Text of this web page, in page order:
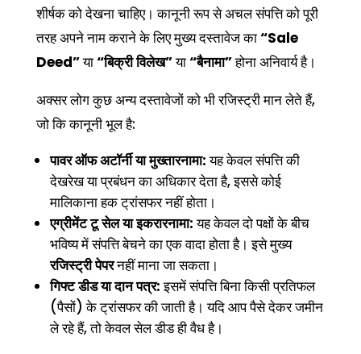
शीर्षक को देखना चाहिए। कानूनी रूप से अचल संपत्ति को पूरी
तरह अपने नाम कराने के लिए मुख्य दस्तावेज का“Sale
Deed”या“बिक्री विलेख”या“बैनामा”होना अनिवार्य है।
अक्सर लोग कुछ अन्य दस्तावेजों को भी रजिस्ट्री मान लेते हैं,
जो कि कानूनी भूल है:
पावर ऑफ अटॉर्नी या मुख्तारनामा:यह केवल संपत्ति की
देखरेख या प्रबंधन का अधिकार देता है, इससे कोई
मालिकाना हक ट्रांसफर नहीं होता।
एग्रीमेंट टू सेल या इकरारनामा:यह केवल दो पक्षों के बीच
भविष्य में संपत्ति बेचने का एक वादा होता है। इसे मुख्य
रजिस्ट्री पेपरनहीं माना जा सकता।
गिफ्ट डीड या दान पत्र:इसमें संपत्ति बिना किसी प्रतिफल
(पैसों) के ट्रांसफर की जाती है। यदि आप पैसे देकर जमीन
ले रहे हैं, तो केवल सेल डीड ही वैध है।